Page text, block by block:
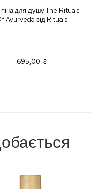
для душу The Rituals
Ayurveda від Rituals
695,00 ₴